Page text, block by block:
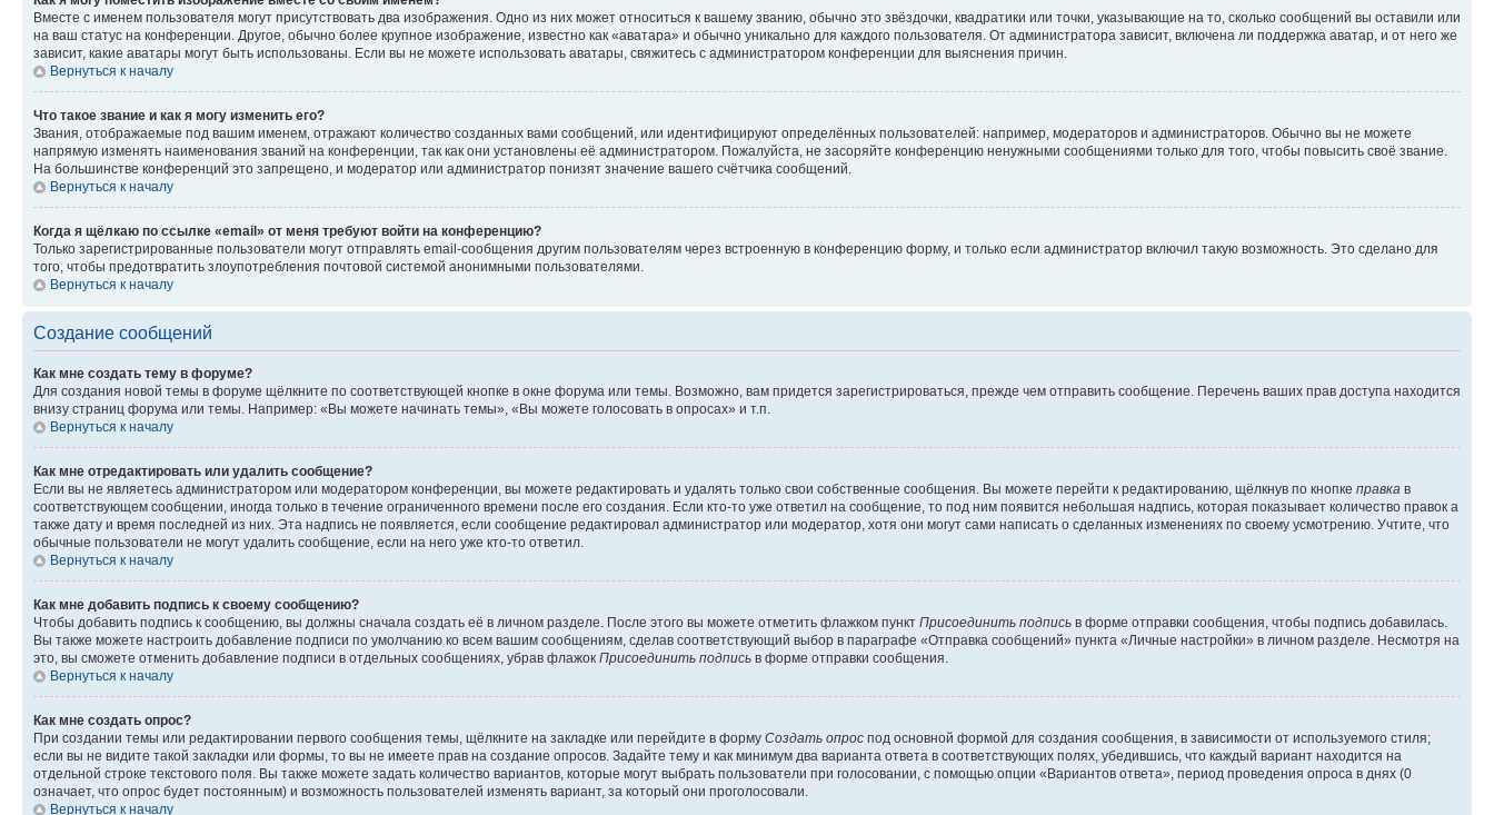
Вместе с именем пользователя могут присутствовать два изображения. Одно из них может относиться к вашему званию, обычно это звёздочки, квадратики или точки, указывающие на то, сколько сообщений вы оставили или
на ваш статус на конференции. Другое, обычно более крупное изображение, известно как «аватара» и обычно уникально для каждого пользователя. От администратора зависит, включена ли поддержка аватар, и от него же
зависит, какие аватары могут быть использованы. Если вы не можете использовать аватары, свяжитесь с администратором конференции для выяснения причин.
Вернуться к началу
Что такое звание и как я могу изменить его?
Звания, отображаемые под вашим именем, отражают количество созданных вами сообщений, или идентифицируют определённых пользователей: например, модераторов и администраторов. Обычно вы не можете
напрямую изменять наименования званий на конференции, так как они установлены её администратором. Пожалуйста, не засоряйте конференцию ненужными сообщениями только для того, чтобы повысить своё звание.
На большинстве конференций это запрещено, и модератор или администратор понизят значение вашего счётчика сообщений.
Вернуться к началу
Когда я щёлкаю по ссылке «email» от меня требуют войти на конференцию?
Только зарегистрированные пользователи могут отправлять email-сообщения другим пользователям через встроенную в конференцию форму, и только если администратор включил такую возможность. Это сделано для
того, чтобы предотвратить злоупотребления почтовой системой анонимными пользователями.
Вернуться к началу
Создание сообщений
Как мне создать тему в форуме?
Для создания новой темы в форуме щёлкните по соответствующей кнопке в окне форума или темы. Возможно, вам придется зарегистрироваться, прежде чем отправить сообщение. Перечень ваших прав доступа находится
внизу страниц форума или темы. Например: «Вы можете начинать темы», «Вы можете голосовать в опросах» и т.п.
Вернуться к началу
Как мне отредактировать или удалить сообщение?
Если вы не являетесь администратором или модератором конференции, вы можете редактировать и удалять только свои собственные сообщения. Вы можете перейти к редактированию, щёлкнув по кнопке правка в
соответствующем сообщении, иногда только в течение ограниченного времени после его создания. Если кто-то уже ответил на сообщение, то под ним появится небольшая надпись, которая показывает количество правок а
также дату и время последней из них. Эта надпись не появляется, если сообщение редактировал администратор или модератор, хотя они могут сами написать о сделанных изменениях по своему усмотрению. Учтите, что
обычные пользователи не могут удалить сообщение, если на него уже кто-то ответил.
Вернуться к началу
Как мне добавить подпись к своему сообщению?
Чтобы добавить подпись к сообщению, вы должны сначала создать её в личном разделе. После этого вы можете отметить флажком пункт Присоединить подпись в форме отправки сообщения, чтобы подпись добавилась.
Вы также можете настроить добавление подписи по умолчанию ко всем вашим сообщениям, сделав соответствующий выбор в параграфе «Отправка сообщений» пункта «Личные настройки» в личном разделе. Несмотря на
это, вы сможете отменить добавление подписи в отдельных сообщениях, убрав флажок Присоединить подпись в форме отправки сообщения.
Вернуться к началу
Как мне создать опрос?
При создании темы или редактировании первого сообщения темы, щёлкните на закладке или перейдите в форму Создать опрос под основной формой для создания сообщения, в зависимости от используемого стиля;
если вы не видите такой закладки или формы, то вы не имеете прав на создание опросов. Задайте тему и как минимум два варианта ответа в соответствующих полях, убедившись, что каждый вариант находится на
отдельной строке текстового поля. Вы также можете задать количество вариантов, которые могут выбрать пользователи при голосовании, с помощью опции «Вариантов ответа», период проведения опроса в днях (0
означает, что опрос будет постоянным) и возможность пользователей изменять вариант, за который они проголосовали.
Вернуться к началу